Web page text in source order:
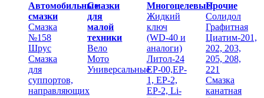
Автомобильные
смазки
Смазка
№158
Шрус
Смазка
для
суппортов,
направляющих
Смазки
для
малой
техники
Вело
Мото
Универсальные
Многоцелевые
Жидкий
ключ
(WD-40 и
аналоги)
Литол-24
EP-00,EP-
1, EP-2,
EP-2, Li-
Прочие
Солидол
Графитная
Циатим-201,
202, 203,
205, 208,
221
Смазка
канатная